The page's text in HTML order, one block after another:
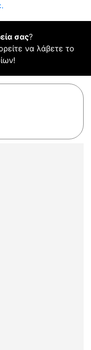
σας?
να λάβετε το